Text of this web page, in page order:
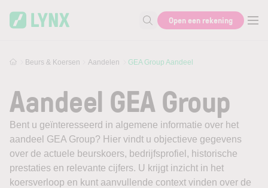
Zoek naar informatie
Open een rekening
Beurs & Koersen Aandelen GEA Group Aandeel
Aandeel GEA Group
Bent u geïnteresseerd in algemene informatie over het
aandeel GEA Group? Hier vindt u objectieve gegevens
over de actuele beurskoers, bedrijfsprofiel, historische
prestaties en relevante cijfers. U krijgt inzicht in het
koersverloop en kunt aanvullende context vinden over de